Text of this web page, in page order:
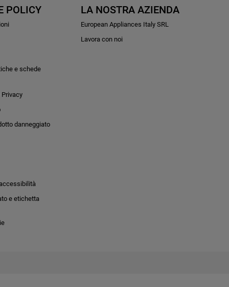
POLICY
e schede
danneggiato
e etichetta
LA NOSTRA AZIENDA
European Appliances Italy SRL
Lavora con noi